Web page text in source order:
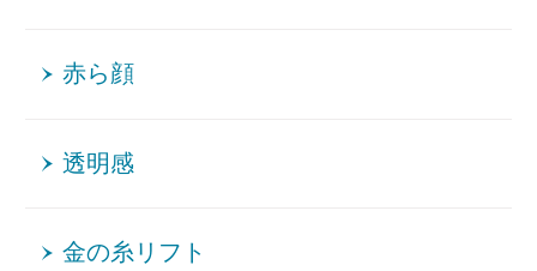
赤ら顔
透明感
金の糸リフト